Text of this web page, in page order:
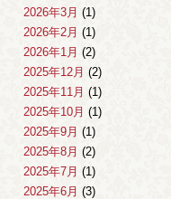
2026年3月 (1)
2026年2月 (1)
2026年1月 (2)
2025年12月 (2)
2025年11月 (1)
2025年10月 (1)
2025年9月 (1)
2025年8月 (2)
2025年7月 (1)
2025年6月 (3)